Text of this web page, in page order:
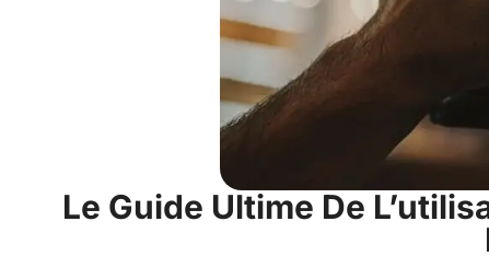
Le Guide Ultime De